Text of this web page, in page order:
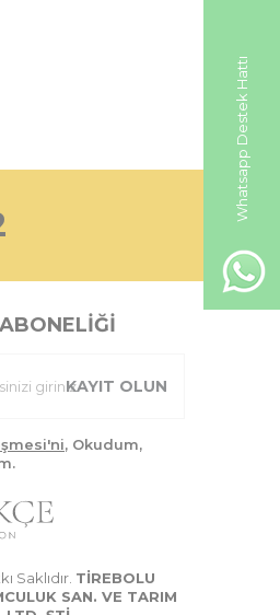
Whatsapp Destek Hattı
KAYIT OLUN
, Okudum,
Saklıdır. TİREBOLU
SAN. VE TARIM